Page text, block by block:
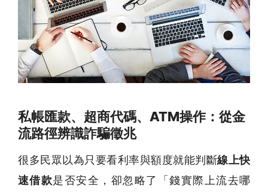
私帳匯款、超商代碼、ATM操作：從金
流路徑辨識詐騙徵兆
很多民眾以為只要看利率與額度就能判斷線上快
速借款是否安全，卻忽略了「錢實際上流去哪